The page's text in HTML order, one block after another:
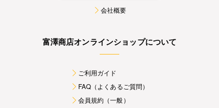
会社概要
富澤商店オンラインショップについて
ご利用ガイド
FAQ（よくあるご質問）
会員規約（一般）